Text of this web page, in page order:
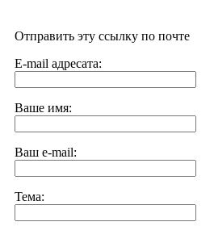
Отправить эту ссылку по почте
E-mail адресата:
Ваше имя:
Ваш e-mail:
Тема: